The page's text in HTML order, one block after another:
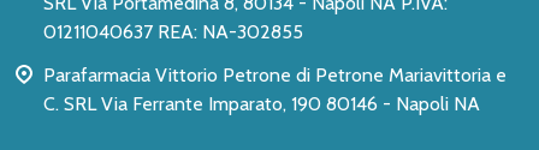
01211040637 REA: NA-302855
Parafarmacia Vittorio Petrone di Petrone Mariavittoria e
C. SRL Via Ferrante Imparato, 190 80146 - Napoli NA